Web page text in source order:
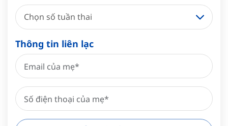
Chọn số tuần thai
Thông tin liên lạc